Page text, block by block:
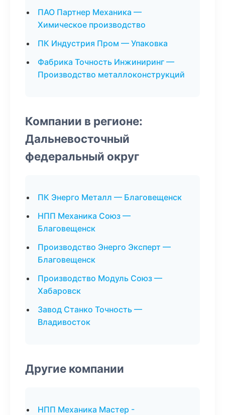
ПАО Партнер Механика —
Химическое производство
ПК Индустрия Пром — Упаковка
Фабрика Точность Инжиниринг —
Производство металлоконструкций
Компании в регионе:
Дальневосточный
федеральный округ
ПК Энерго Металл — Благовещенск
НПП Механика Союз —
Благовещенск
Производство Энерго Эксперт —
Благовещенск
Производство Модуль Союз —
Хабаровск
Завод Станко Точность —
Владивосток
Другие компании
НПП Механика Мастер -